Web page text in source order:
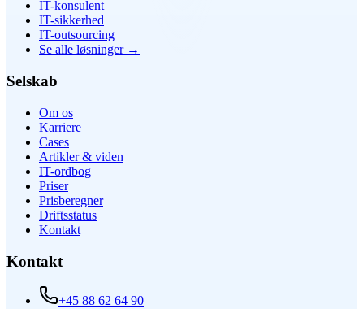
IT-konsulent
IT-sikkerhed
IT-outsourcing
Se alle løsninger→
Selskab
Om os
Karriere
Cases
Artikler & viden
IT-ordbog
Priser
Prisberegner
Driftsstatus
Kontakt
Kontakt
+45 88 62 64 90